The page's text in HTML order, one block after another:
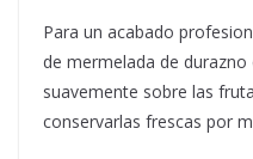
Para un acabado
de mermelada de
suavemente sobre las
conservarlas frescas por